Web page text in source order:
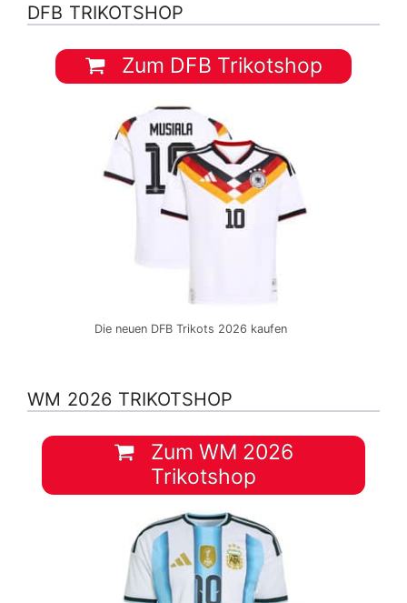
DFB TRIKOTSHOP
Zum DFB Trikotshop
Die neuen DFB Trikots 2026 kaufen
WM 2026 TRIKOTSHOP
Zum WM 2026
Trikotshop